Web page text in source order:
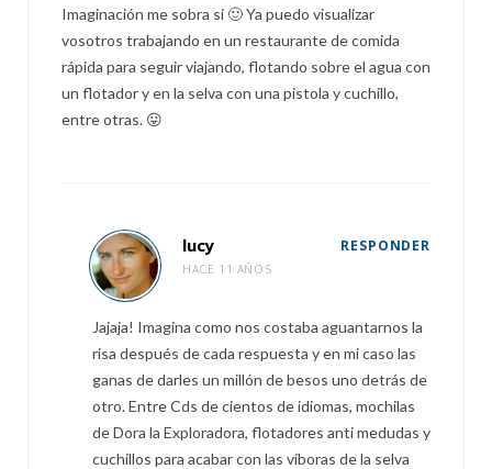
Imaginación me sobra si 🙂 Ya puedo visualizar
vosotros trabajando en un restaurante de comida
rápida para seguir viajando, flotando sobre el agua con
un flotador y en la selva con una pistola y cuchillo,
entre otras. 😛
lucy
HACE 11 AÑOS
RESPONDER
Jajaja! Imagina como nos costaba aguantarnos la
risa después de cada respuesta y en mi caso las
ganas de darles un millón de besos uno detrás de
otro. Entre Cds de cientos de idiomas, mochilas
de Dora la Exploradora, flotadores anti medudas y
cuchillos para acabar con las víboras de la selva